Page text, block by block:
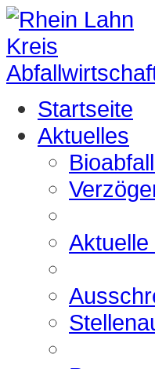
Startseite
Aktuelles